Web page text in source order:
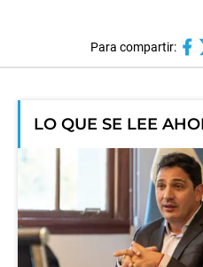
Para compartir:
LO QUE SE LEE